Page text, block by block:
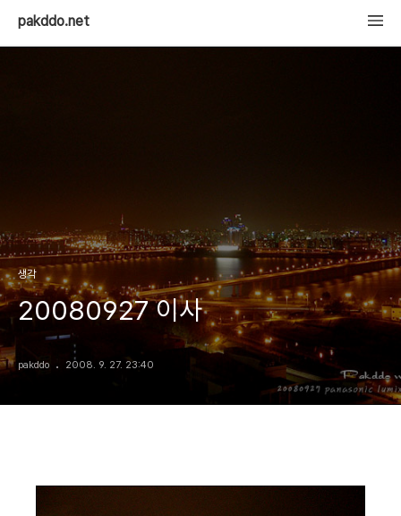
pakddo.net
생각
20080927 이사
pakddo 2008. 9. 27. 23:40